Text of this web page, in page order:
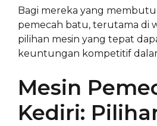
Bagi mereka yang
pemecah batu, terutama di
pilihan mesin yang tepat
keuntungan kompetitif
Mesin
Kediri: